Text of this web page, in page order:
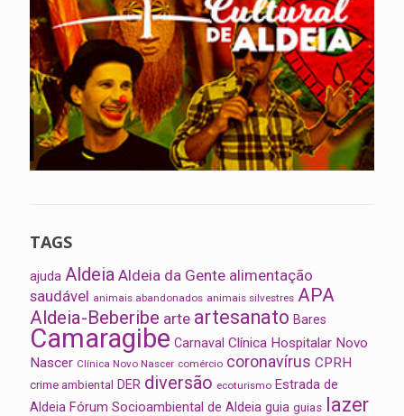
TAGS
ajuda Aldeia Aldeia da Gente alimentação
saudável animais abandonados animais silvestres APA
Aldeia-Beberibe arte artesanato Bares
Camaragibe Carnaval Clínica Hospitalar Novo
Nascer Clínica Novo Nascer comércio coronavírus CPRH
crime ambiental DER diversão ecoturismo Estrada de
Aldeia Fórum Socioambiental de Aldeia guia guias lazer